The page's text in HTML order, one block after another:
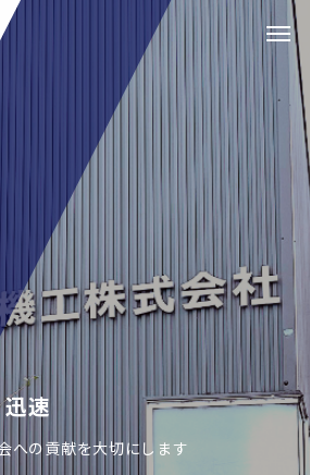
速
への貢献を大切にします